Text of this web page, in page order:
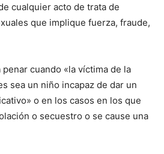
cualquier acto de trata de
que implique fuerza, fraude,
cuando «la víctima de la
sea un niño incapaz de dar un
o en los casos en los que
o secuestro o se cause una